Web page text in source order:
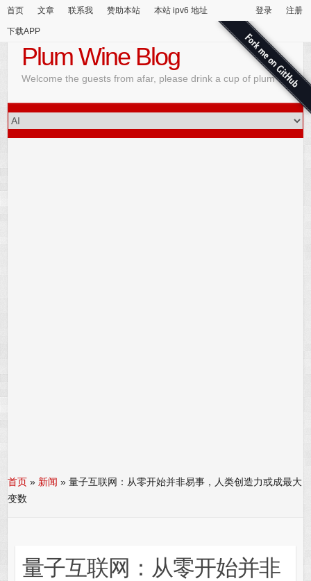
首页 文章 联系我 赞助本站 本站 ipv6 地址
下载APP
登录 注册
Plum Wine Blog
Welcome the guests from afar, please drink a cup of plum wine
首页 » 新闻 »量子互联网：从零开始并非易事，人类创造力或成最大
变数
量子互联网：从零开始并非